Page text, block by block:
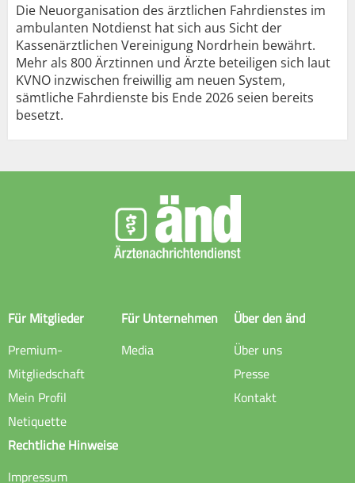
Die Neuorganisation des ärztlichen Fahrdienstes im
ambulanten Notdienst hat sich aus Sicht der
Kassenärztlichen Vereinigung Nordrhein bewährt.
Mehr als 800 Ärztinnen und Ärzte beteiligen sich laut
KVNO inzwischen freiwillig am neuen System,
sämtliche Fahrdienste bis Ende 2026 seien bereits
besetzt.
Für Mitglieder
Premium-
Mitgliedschaft
Mein Profil
Netiquette
Für Unternehmen
Media
Über den änd
Über uns
Presse
Kontakt
Rechtliche Hinweise
Impressum